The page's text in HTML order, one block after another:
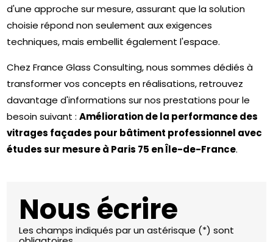
d'une approche sur mesure, assurant que la solution
choisie répond non seulement aux exigences
techniques, mais embellit également l'espace.
Chez France Glass Consulting, nous sommes dédiés à
transformer vos concepts en réalisations, retrouvez
davantage d'informations sur nos prestations pour le
besoin suivant :Amélioration de la performance des
vitrages façades pour bâtiment professionnel avec
études sur mesure à Paris 75 en Île-de-France.
Nous écrire
Les champs indiqués par un astérisque (*) sont